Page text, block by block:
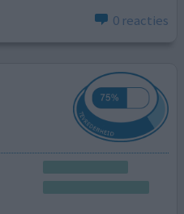
0 reacties